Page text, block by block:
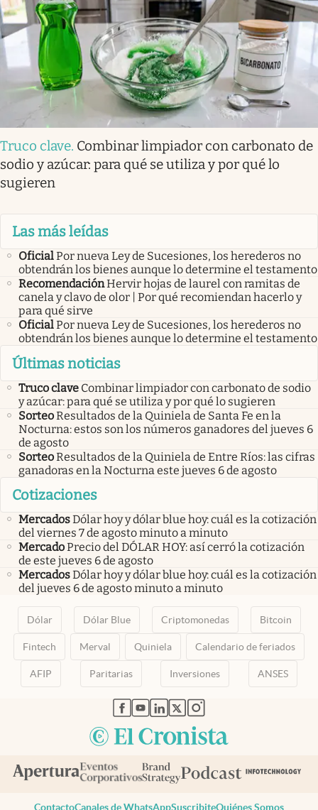
Truco clave. Combinar limpiador con carbonato de
sodio y azúcar: para qué se utiliza y por qué lo
sugieren
Las más leídas
OficialPor nueva Ley de Sucesiones, los herederos no
obtendrán los bienes aunque lo determine el testamento
RecomendaciónHervir hojas de laurel con ramitas de
canela y clavo de olor | Por qué recomiendan hacerlo y
para qué sirve
OficialPor nueva Ley de Sucesiones, los herederos no
obtendrán los bienes aunque lo determine el testamento
Últimas noticias
Truco clave Combinar limpiador con carbonato de sodio
y azúcar: para qué se utiliza y por qué lo sugieren
SorteoResultados de la Quiniela de Santa Fe en la
Nocturna: estos son los números ganadores del jueves 6
de agosto
SorteoResultados de la Quiniela de Entre Ríos: las cifras
ganadoras en la Nocturna este jueves 6 de agosto
Cotizaciones
MercadosDólar hoy y dólar blue hoy: cuál es la cotización
del viernes 7 de agosto minuto a minuto
MercadoPrecio del DÓLAR HOY: así cerró la cotización
de este jueves 6 de agosto
MercadosDólar hoy y dólar blue hoy: cuál es la cotización
del jueves 6 de agosto minuto a minuto
Dólar Dólar Blue Criptomonedas Bitcoin
Fintech Merval Quiniela Calendario de feriados
AFIP Paritarias Inversiones ANSES
abre en nueva pestaña
abre en nueva pestaña
abre en nueva pestaña
abre en nueva pestaña
abre en nueva pestaña
ContactoCanales de WhatsAppSuscribiteQuiénes Somos